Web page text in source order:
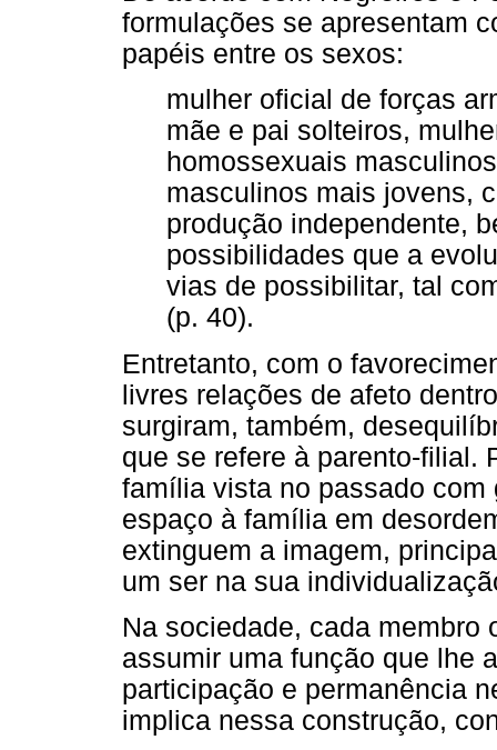
formulações se apresentam
papéis entre os sexos:
mulher oficial de forças
mãe e pai solteiros,
homossexuais
masculinos mais jovens,
produção independente,
possibilidades que a
vias de possibilitar, tal
(p. 40).
Entretanto, com o
livres relações de afeto
surgiram, também,
que se refere à parento-filial.
família vista no passado
espaço à família em
extinguem a imagem,
um ser na sua
Na sociedade, cada membro
assumir uma função que lhe
participação e permanência
implica nessa construção,